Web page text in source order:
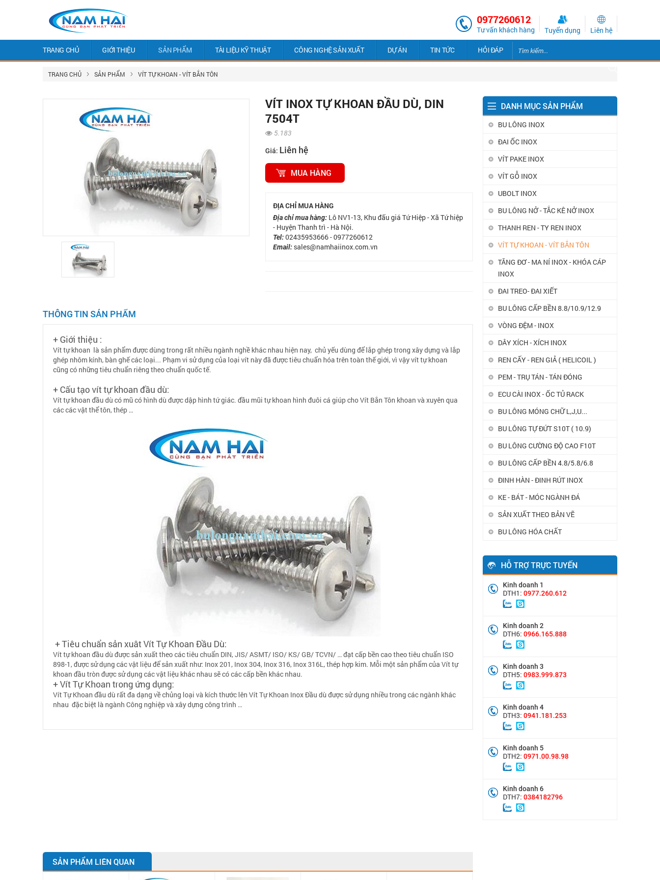
Liên hệ
Tuyển dụng
0977260612
Tư vấn khách hàng
TRANG CHỦ GIỚI THIỆU SẢN PHẨM TÀI LIỆU KỸ THUẬT CÔNG NGHỆ SẢN XUẤT DỰ ÁN TIN TỨC HỎI ĐÁP
TRANG CHỦ SẢN PHẨM VÍT TỰ KHOAN - VÍT BẮN TÔN
VÍT INOX TỰ KHOAN ĐẦU DÙ, DIN
7504T
5.183
Giá: Liên hệ
MUA HÀNG
ĐỊA CHỈ MUA HÀNG
Địa chỉ mua hàng: Lô NV1-13, Khu đấu giá Tứ Hiệp - Xã Tứ hiệp
- Huyện Thanh trì - Hà Nội.
Tel:02435953666 - 0977260612
Email: sales@namhaiinox.com.vn
THÔNG TIN SẢN PHẨM
+ Giới thiệu :
Vít tự khoan là sản phẩm được dùng trong rất nhiều ngành nghề khác nhau hiện nay, chủ yếu dùng để lắp ghép trong xây dựng và lắp
ghép nhôm kính, bàn ghế các loại... Phạm vi sử dụng của loại vít này đã được tiêu chuẩn hóa trên toàn thế giới, vì vậy vít tự khoan
cũng có những tiêu chuẩn riêng theo chuẩn quốc tế.
+ Cấu tạo vít tự khoan đầu dù:
Vít tự khoan đầu dù có mũ có hình dù được dập hình tứ giác. đầu mũi tự khoan hình đuôi cá giúp cho Vít Bắn Tôn khoan và xuyên qua
các các vật thể tôn, thép …
+ Tiêu chuẩn sản xuât Vít Tự Khoan Đầu Dù:
Vít tự khoan đầu dù được sản xuất theo các tiêu chuẩn DIN, JIS/ ASMT/ ISO/ KS/ GB/ TCVN/ … đạt cấp bền cao theo tiêu chuẩn ISO
898-1, được sử dụng các vật liệu để sản xuất như: Inox 201, Inox 304, Inox 316, Inox 316L, thép hợp kim. Mỗi một sản phẩm của Vít tự
khoan đầu tròn được sử dụng các vật liệu khác nhau sẽ có các cấp bền khác nhau.
+ Vít Tự Khoan trong ứng dụng:
Vít Tự Khoan đầu dù rất đa dạng về chủng loại và kích thước lên Vít Tự Khoan Inox Đầu dù được sử dụng nhiều trong các ngành khác
nhau đặc biệt là ngành Công nghiệp và xây dựng công trình …
DANH MỤC SẢN PHẨM
BU LÔNG INOX
ĐAI ỐC INOX
VÍT PAKE INOX
VÍT GỖ INOX
UBOLT INOX
BU LÔNG NỞ - TẮC KÊ NỞ INOX
THANH REN - TY REN INOX
VÍT TỰ KHOAN - VÍT BẮN TÔN
TĂNG ĐƠ - MA NÍ INOX - KHÓA CÁP
INOX
ĐAI TREO- ĐAI XIẾT
BU LÔNG CẤP BỀN 8.8/10.9/12.9
VÒNG ĐỆM - INOX
DÂY XÍCH - XÍCH INOX
REN CẤY - REN GIẢ ( HELICOIL )
PEM - TRỤ TÁN - TÁN ĐÓNG
ECU CÀI INOX - ỐC TỦ RACK
BU LÔNG MÓNG CHỮ L,J,U...
BU LÔNG TỰ ĐỨT S10T ( 10.9)
BU LÔNG CƯỜNG ĐỘ CAO F10T
BU LÔNG CẤP BỀN 4.8/5.8/6.8
ĐINH HÀN - ĐINH RÚT INOX
KE - BÁT - MÓC NGÀNH ĐÁ
SẢN XUẤT THEO BẢN VẼ
BU LÔNG HÓA CHẤT
HỖ TRỢ TRỰC TUYẾN
Kinh doanh 1
DTH1:0977.260.612
Kinh doanh 2
DTH6:0966.165.888
Kinh doanh 3
DTH5:0983.999.873
Kinh doanh 4
DTH3:0941.181.253
Kinh doanh 5
DTH2:0971.00.98.98
Kinh doanh 6
DTH7:0384182796
SẢN PHẨM LIÊN QUAN